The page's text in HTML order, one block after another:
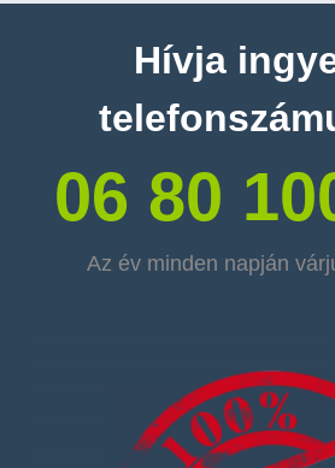
Hívja
06 80
Az év minden napján